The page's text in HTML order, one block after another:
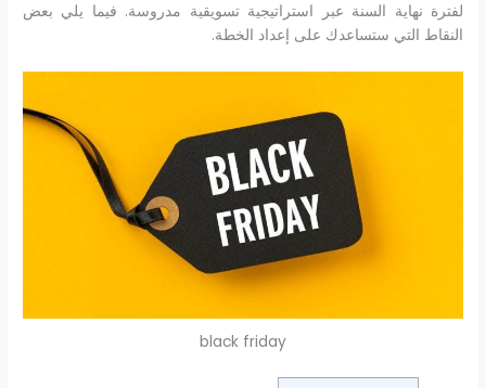
لفترة نهاية السنة عبر استراتيجية تسويقية مدروسة. فيما يلي بعض
النقاط التي ستساعدك على إعداد الخطة.
black friday